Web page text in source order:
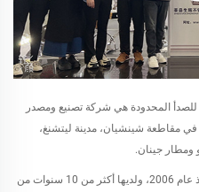
المحدودة هي شركة تصنيع ومصدر
في مقاطعة شينشيان، مدينة ليتشنغ،
ومطار جينان.
بدأت الشركة في تصنيع القطع المسبوكة منذ عام 2006، ولديها أكثر من 10 سنوات من